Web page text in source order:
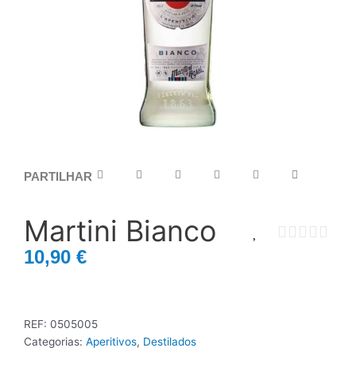
PARTILHAR
Martini Bianco
10,90 €
REF: 0505005
Categorias: Aperitivos, Destilados